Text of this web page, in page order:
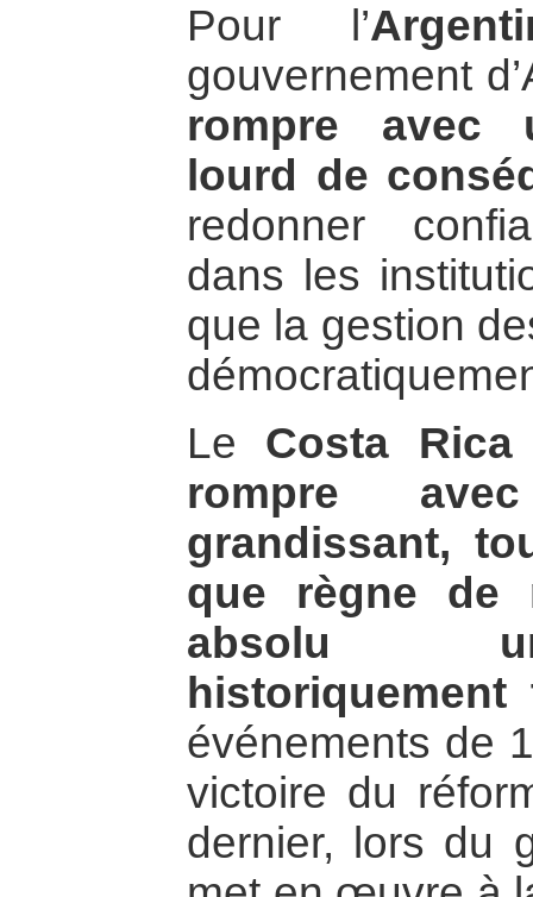
Pour l’
gouvernement
rompre avec
lourd de
redonner
dans les
que la gestion
Le Costa Rica
rompre
grandissant,
que règne de
absolu
événements de
victoire du
dernier, lors du